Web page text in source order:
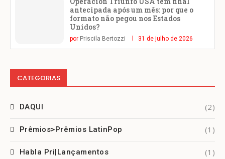
antecipada após um mês: por que o
formato não pegou nos Estados
Unidos?
por Priscila Bertozzi 31 de julho de 2026
CATEGORIAS
DAQUI (2)
Prêmios>Prêmios LatinPop (1)
Habla Pri|Lançamentos (1)